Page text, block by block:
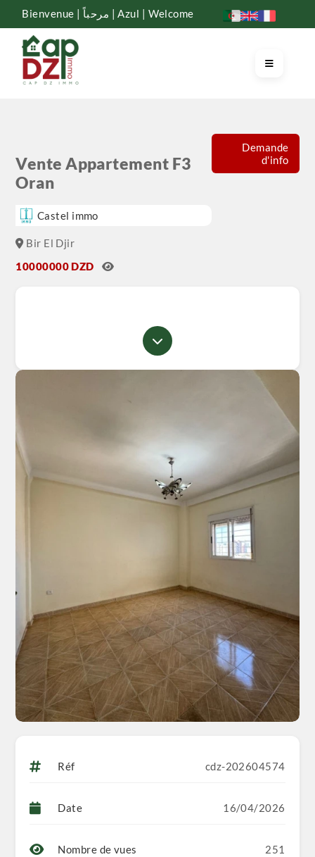
Bienvenue | مرحباً | Azul | Welcome
Vente Appartement F3
Oran
Castel immo
Bir El Djir
10000000 DZD
Demande
d'info
Réf cdz-202604574
Date 16/04/2026
Nombre de vues 251